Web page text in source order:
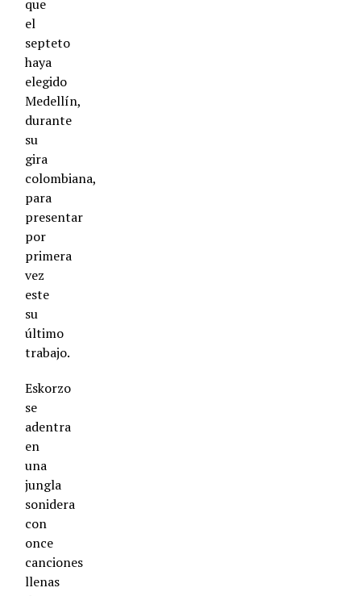
que
el
septeto
haya
elegido
Medellín,
durante
su
gira
colombiana,
para
presentar
por
primera
vez
este
su
último
trabajo.
Eskorzo
se
adentra
en
una
jungla
sonidera
con
once
canciones
llenas